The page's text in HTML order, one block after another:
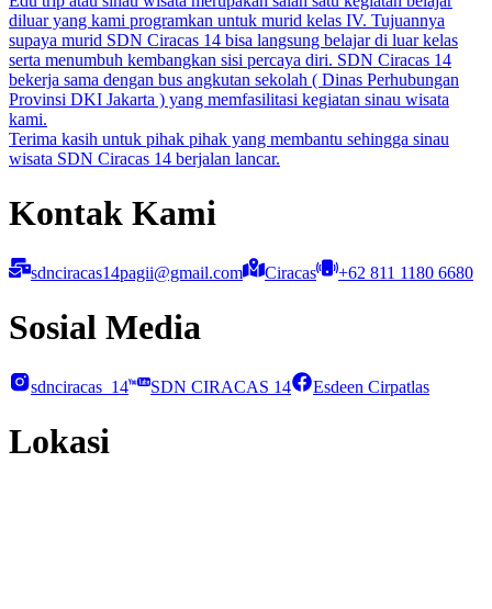
diluar yang kami programkan untuk murid kelas IV. Tujuannya
supaya murid SDN Ciracas 14 bisa langsung belajar di luar kelas
serta menumbuh kembangkan sisi percaya diri. SDN Ciracas 14
bekerja sama dengan bus angkutan sekolah ( Dinas Perhubungan
Provinsi DKI Jakarta ) yang memfasilitasi kegiatan sinau wisata
kami.
Terima kasih untuk pihak pihak yang membantu sehingga sinau
wisata SDN Ciracas 14 berjalan lancar.
Kontak Kami
sdnciracas14pagii@gmail.com Ciracas +62 811 1180 6680
Sosial Media
sdnciracas_14 SDN CIRACAS 14 Esdeen Cirpatlas
Lokasi